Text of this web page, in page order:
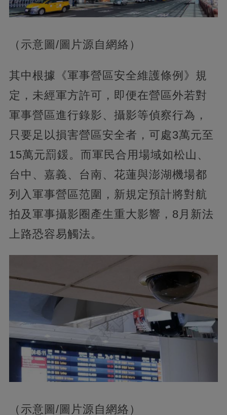
（示意圖/圖片源自網絡）
其中根據《軍事營區安全維護條例》規
定，未經軍方許可，即便在營區外若對
軍事營區進行錄影、攝影等偵察行為，
只要足以損害營區安全者，可處3萬元至
15萬元罰鍰。而軍民合用場域如松山、
台中、嘉義、台南、花蓮與澎湖機場都
列入軍事營區范圍，新規定預計將對航
拍及軍事攝影圈產生重大影響，8月新法
上路恐容易觸法。
（示意圖/圖片源自網絡）